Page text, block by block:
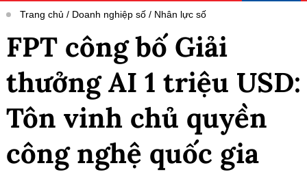
Trang chủ Doanh nghiệp số Nhân lực số
FPT công bố Giải
thưởng AI 1 triệu USD:
Tôn vinh chủ quyền
công nghệ quốc gia